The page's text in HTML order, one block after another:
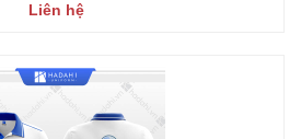
Liên hệ